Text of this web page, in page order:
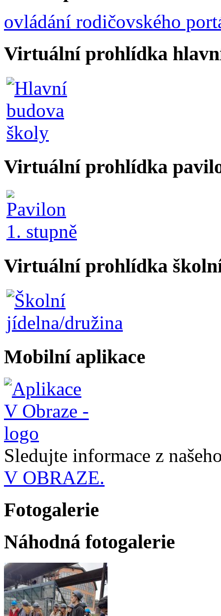
ovládání rodičovského
Virtuální prohlídka
Virtuální prohlídka
Virtuální prohlídka
Mobilní aplikace
Sledujte informace z
V OBRAZE.
Fotogalerie
Náhodná fotogalerie